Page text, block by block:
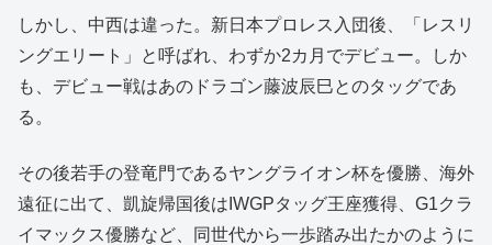
しかし、中西は違った。新日本プロレス入団後、「レスリ
ングエリート」と呼ばれ、わずか2カ月でデビュー。しか
も、デビュー戦はあのドラゴン藤波辰巳とのタッグであ
る。
その後若手の登竜門であるヤングライオン杯を優勝、海外
遠征に出て、凱旋帰国後はIWGPタッグ王座獲得、G1クラ
イマックス優勝など、同世代から一歩踏み出たかのように